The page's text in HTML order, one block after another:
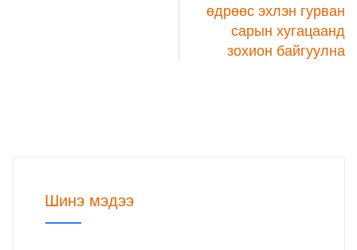
өдрөөс эхлэн гурван
сарын хугацаанд
зохион байгуулна
Шинэ мэдээ